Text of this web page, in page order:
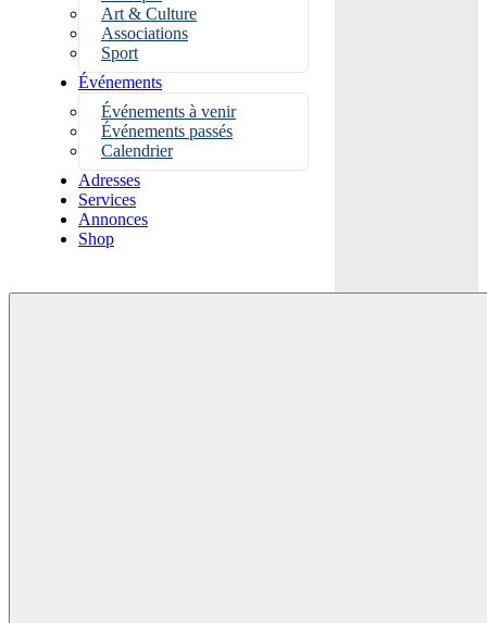
Art & Culture
Associations
Sport
Événements
Événements à venir
Événements passés
Calendrier
Adresses
Services
Annonces
Shop